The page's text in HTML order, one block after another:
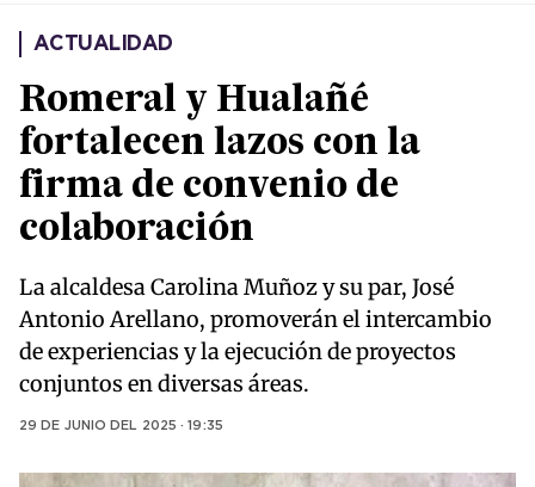
ACTUALIDAD
Romeral y Hualañé
fortalecen lazos con la
firma de convenio de
colaboración
La alcaldesa Carolina Muñoz y su par, José
Antonio Arellano, promoverán el intercambio
de experiencias y la ejecución de proyectos
conjuntos en diversas áreas.
29 DE JUNIO DEL 2025 · 19:35